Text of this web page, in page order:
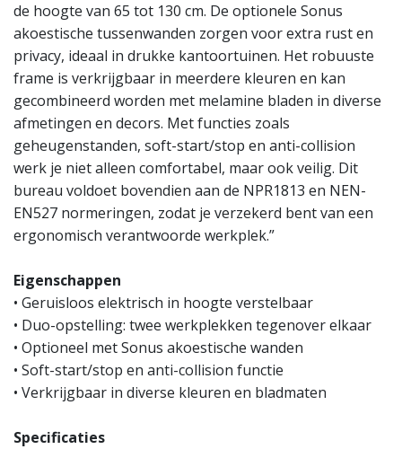
de hoogte van 65 tot 130 cm. De optionele Sonus
akoestische tussenwanden zorgen voor extra rust en
privacy, ideaal in drukke kantoortuinen. Het robuuste
frame is verkrijgbaar in meerdere kleuren en kan
gecombineerd worden met melamine bladen in diverse
afmetingen en decors. Met functies zoals
geheugenstanden, soft-start/stop en anti-collision
werk je niet alleen comfortabel, maar ook veilig. Dit
bureau voldoet bovendien aan de NPR1813 en NEN-
EN527 normeringen, zodat je verzekerd bent van een
ergonomisch verantwoorde werkplek.”
Eigenschappen
• Geruisloos elektrisch in hoogte verstelbaar
• Duo-opstelling: twee werkplekken tegenover elkaar
• Optioneel met Sonus akoestische wanden
• Soft-start/stop en anti-collision functie
• Verkrijgbaar in diverse kleuren en bladmaten
Specificaties